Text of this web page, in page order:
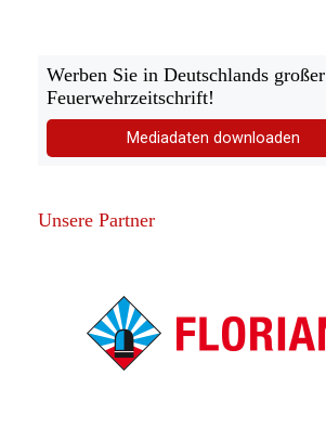
Werben Sie in Deutschlands großer
Feuerwehrzeitschrift!
Mediadaten downloaden
Unsere Partner